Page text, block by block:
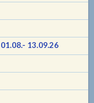
13.09.26